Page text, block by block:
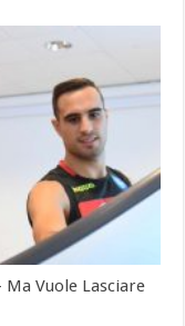
Vuole Lasciare